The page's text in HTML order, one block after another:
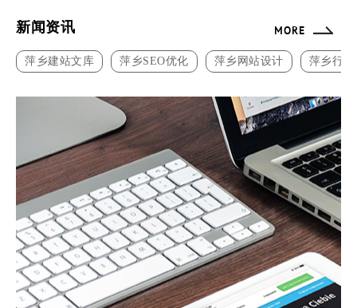
新闻资讯 MORE
萍乡建站文库 萍乡SEO优化 萍乡网站设计 萍乡行